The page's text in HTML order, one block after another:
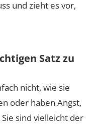
und zieht es vor,
Satz zu
nicht, wie sie
oder haben Angst,
sind vielleicht der